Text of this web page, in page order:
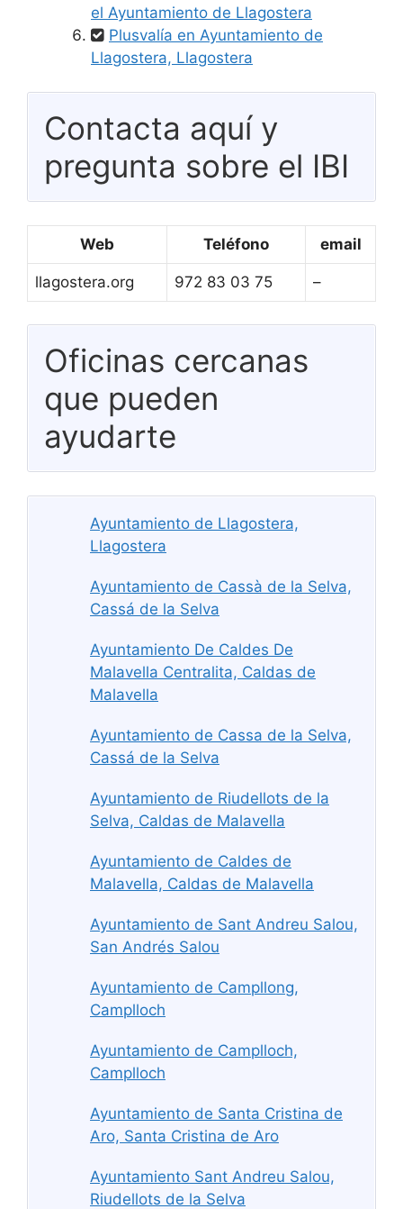
el Ayuntamiento de Llagostera
Plusvalía en Ayuntamiento de
Llagostera, Llagostera
Contacta aquí y
pregunta sobre el IBI
Web Teléfono email
llagostera.org 972 83 03 75 –
Oficinas cercanas
que pueden
ayudarte
Ayuntamiento de Llagostera,
Llagostera
Ayuntamiento de Cassà de la Selva,
Cassá de la Selva
Ayuntamiento De Caldes De
Malavella Centralita, Caldas de
Malavella
Ayuntamiento de Cassa de la Selva,
Cassá de la Selva
Ayuntamiento de Riudellots de la
Selva, Caldas de Malavella
Ayuntamiento de Caldes de
Malavella, Caldas de Malavella
Ayuntamiento de Sant Andreu Salou,
San Andrés Salou
Ayuntamiento de Campllong,
Camplloch
Ayuntamiento de Camplloch,
Camplloch
Ayuntamiento de Santa Cristina de
Aro, Santa Cristina de Aro
Ayuntamiento Sant Andreu Salou,
Riudellots de la Selva